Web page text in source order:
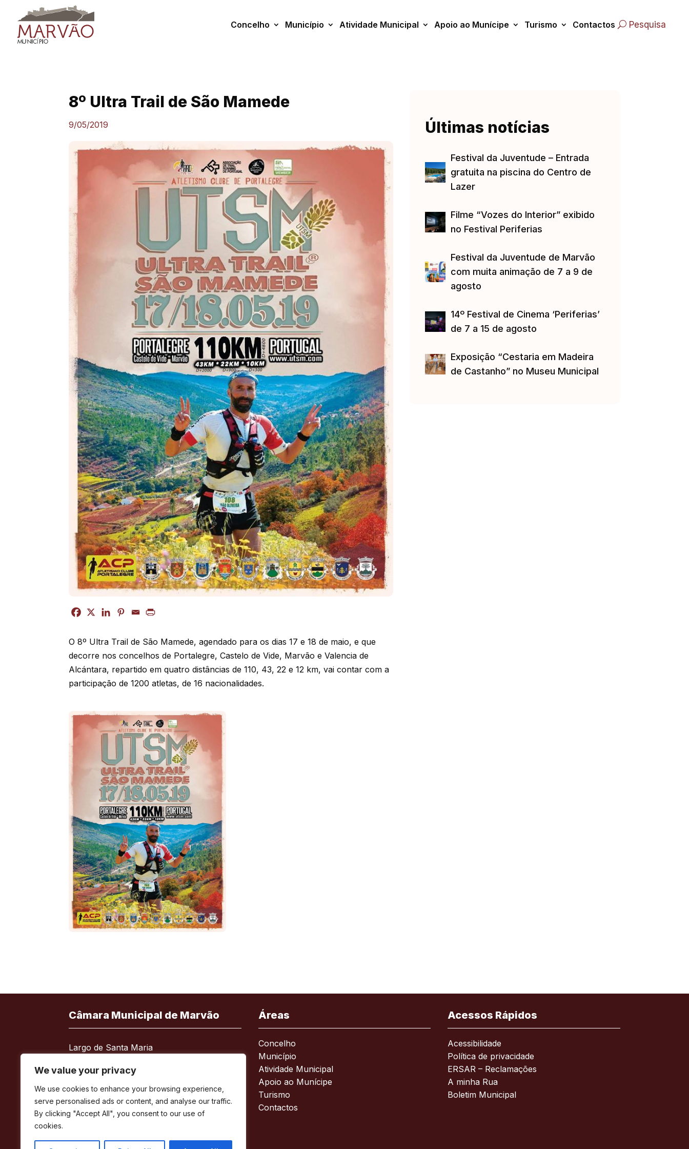
content
We value your privacy
We use cookies to enhance your browsing experience,
serve personalised ads or content, and analyse our traffic.
By clicking "Accept All", you consent to our use of
cookies.
Concelho Município Atividade Municipal Apoio ao Munícipe Turismo Contactos Pesquisa
8º Ultra Trail de São Mamede
9/05/2019
O 8º Ultra Trail de São Mamede, agendado para os dias 17 e 18 de maio, e que
decorre nos concelhos de Portalegre, Castelo de Vide, Marvão e Valencia de
Alcántara, repartido em quatro distâncias de 110, 43, 22 e 12 km, vai contar com a
participação de 1200 atletas, de 16 nacionalidades.
Últimas notícias
Festival da Juventude – Entrada
gratuita na piscina do Centro de
Lazer
Filme “Vozes do Interior” exibido
no Festival Periferias
Festival da Juventude de Marvão
com muita animação de 7 a 9 de
agosto
14º Festival de Cinema ‘Periferias’
de 7 a 15 de agosto
Exposição “Cestaria em Madeira
de Castanho” no Museu Municipal
Câmara Municipal de Marvão
Largo de Santa Maria
Telefone:
245 909 130
Fax: 245 909 526
E-mail:
geral@cm-marvao.pt
Áreas
Concelho
Município
Atividade Municipal
Apoio ao Munícipe
Turismo
Contactos
Acessos Rápidos
Acessibilidade
Política de privacidade
ERSAR – Reclamações
A minha Rua
Boletim Municipal